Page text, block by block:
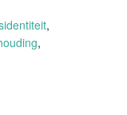
,
,